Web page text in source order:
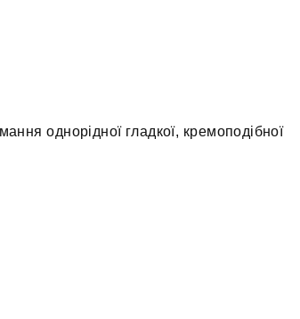
однорідної гладкої, кремоподібної